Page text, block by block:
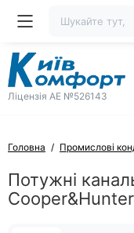
Ліцензія AE №526143
Головна Промислові
Потужні
Cooper&Hunter